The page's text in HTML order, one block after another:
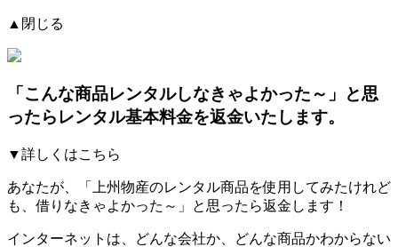
▲閉じる
「こんな商品レンタルしなきゃよかった～」と思
ったらレンタル基本料金を返金いたします。
▼詳しくはこちら
あなたが、「上州物産のレンタル商品を使用してみたけれど
も、借りなきゃよかった～」と思ったら返金します！
インターネットは、どんな会社か、どんな商品かわからない